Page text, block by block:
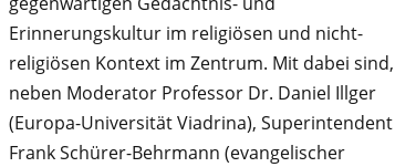
Erinnerungskultur im religiösen und nicht-
religiösen Kontext im Zentrum. Mit dabei sind,
neben Moderator Professor Dr. Daniel Illger
(Europa-Universität Viadrina), Superintendent
Frank Schürer-Behrmann (evangelischer